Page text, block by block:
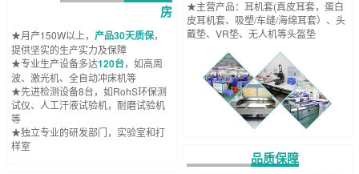
房
★月产150W以上， 产品30天质保，
提供坚实的生产实力及保障
★专业生产设备多达120台，如高周
波、激光机、全自动冲床机等
★先进检测设备8台，如RohS环保测
试仪、人工汗液试验机，耐磨试验机
等
★独立专业的研发部门，实验室和打
样室
★主营产品：耳机套(真皮耳套，蛋白
皮耳机套、吸塑/车缝/海绵耳套）、头
戴垫、VR垫、无人机等头盔垫
品质保障